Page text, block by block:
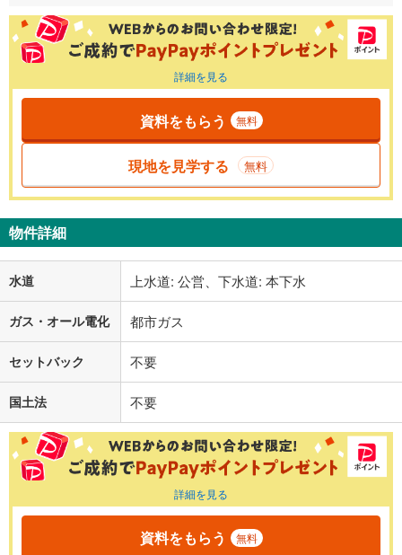
詳細を見る
資料をもらう 無料
現地を見学する 無料
物件詳細
水道 上水道: 公営、下水道: 本下水
ガス・オール電化 都市ガス
セットバック 不要
国土法 不要
詳細を見る
資料をもらう 無料